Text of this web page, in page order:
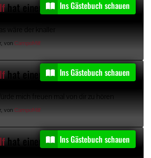
hat einen Gästebucheintrag kommentiertIns Gästebuch schauen
wäre der knaller
vonCampoMilf
hat einen Gästebucheintrag kommentiertIns Gästebuch schauen
mich freuen mal von dir zu hören
vonCampoMilf
hat einen Gästebucheintrag kommentiertIns Gästebuch schauen